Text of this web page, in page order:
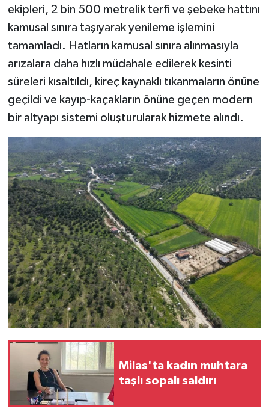
ekipleri, 2 bin 500 metrelik terfi ve şebeke hattını
kamusal sınıra taşıyarak yenileme işlemini
tamamladı. Hatların kamusal sınıra alınmasıyla
arızalara daha hızlı müdahale edilerek kesinti
süreleri kısaltıldı, kireç kaynaklı tıkanmaların önüne
geçildi ve kayıp-kaçakların önüne geçen modern
bir altyapı sistemi oluşturularak hizmete alındı.
Milas'ta kadın muhtara
taşlı sopalı saldırı